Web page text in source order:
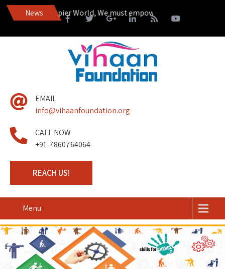
News
Live in a Happier World, We must empower those living on the
EMAIL
info@vihaanfoundation.org
CALL NOW
+91-7860764064
REACH US!
Menu